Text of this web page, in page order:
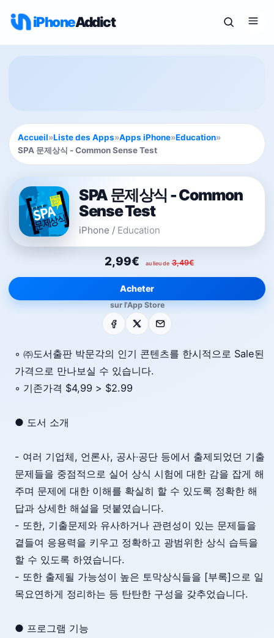
iPhoneAddict
Accueil»Liste des Apps»Apps iPhone»Education»
SPA 문제상식 - Common Sense Test
SPA 문제상식 - Common
Sense Test
iPhone / Education
2,99€ au lieu de 3,49€
Acheter
sur l'App Store
Facebook E-mail
◦ ㈜도서출판 박문각의 인기 콘텐츠를 한시적으로 Sale된
가격으로 만나보실 수 있습니다.
◦ 기존가격 $4,99 > $2.99
● 도서 소개
- 여러 기업체, 언론사, 공사∙공단 등에서 출제되었던 기출
문제들을 중점적으로 실어 상식 시험에 대한 감을 잡게 해
주며 문제에 대한 이해를 확실히 할 수 있도록 정확한 해
답과 상세한 해설을 덧붙였습니다.
- 또한, 기출문제와 유사하거나 관련성이 있는 문제들을
곁들여 응용력을 키우고 정확하고 광범위한 상식 습득을
할 수 있도록 하였습니다.
- 또한 출제될 가능성이 높은 토막상식들을 [부록]으로 일
목요연하게 정리하는 등 탄탄한 구성을 갖추었습니다.
● 프로그램 기능